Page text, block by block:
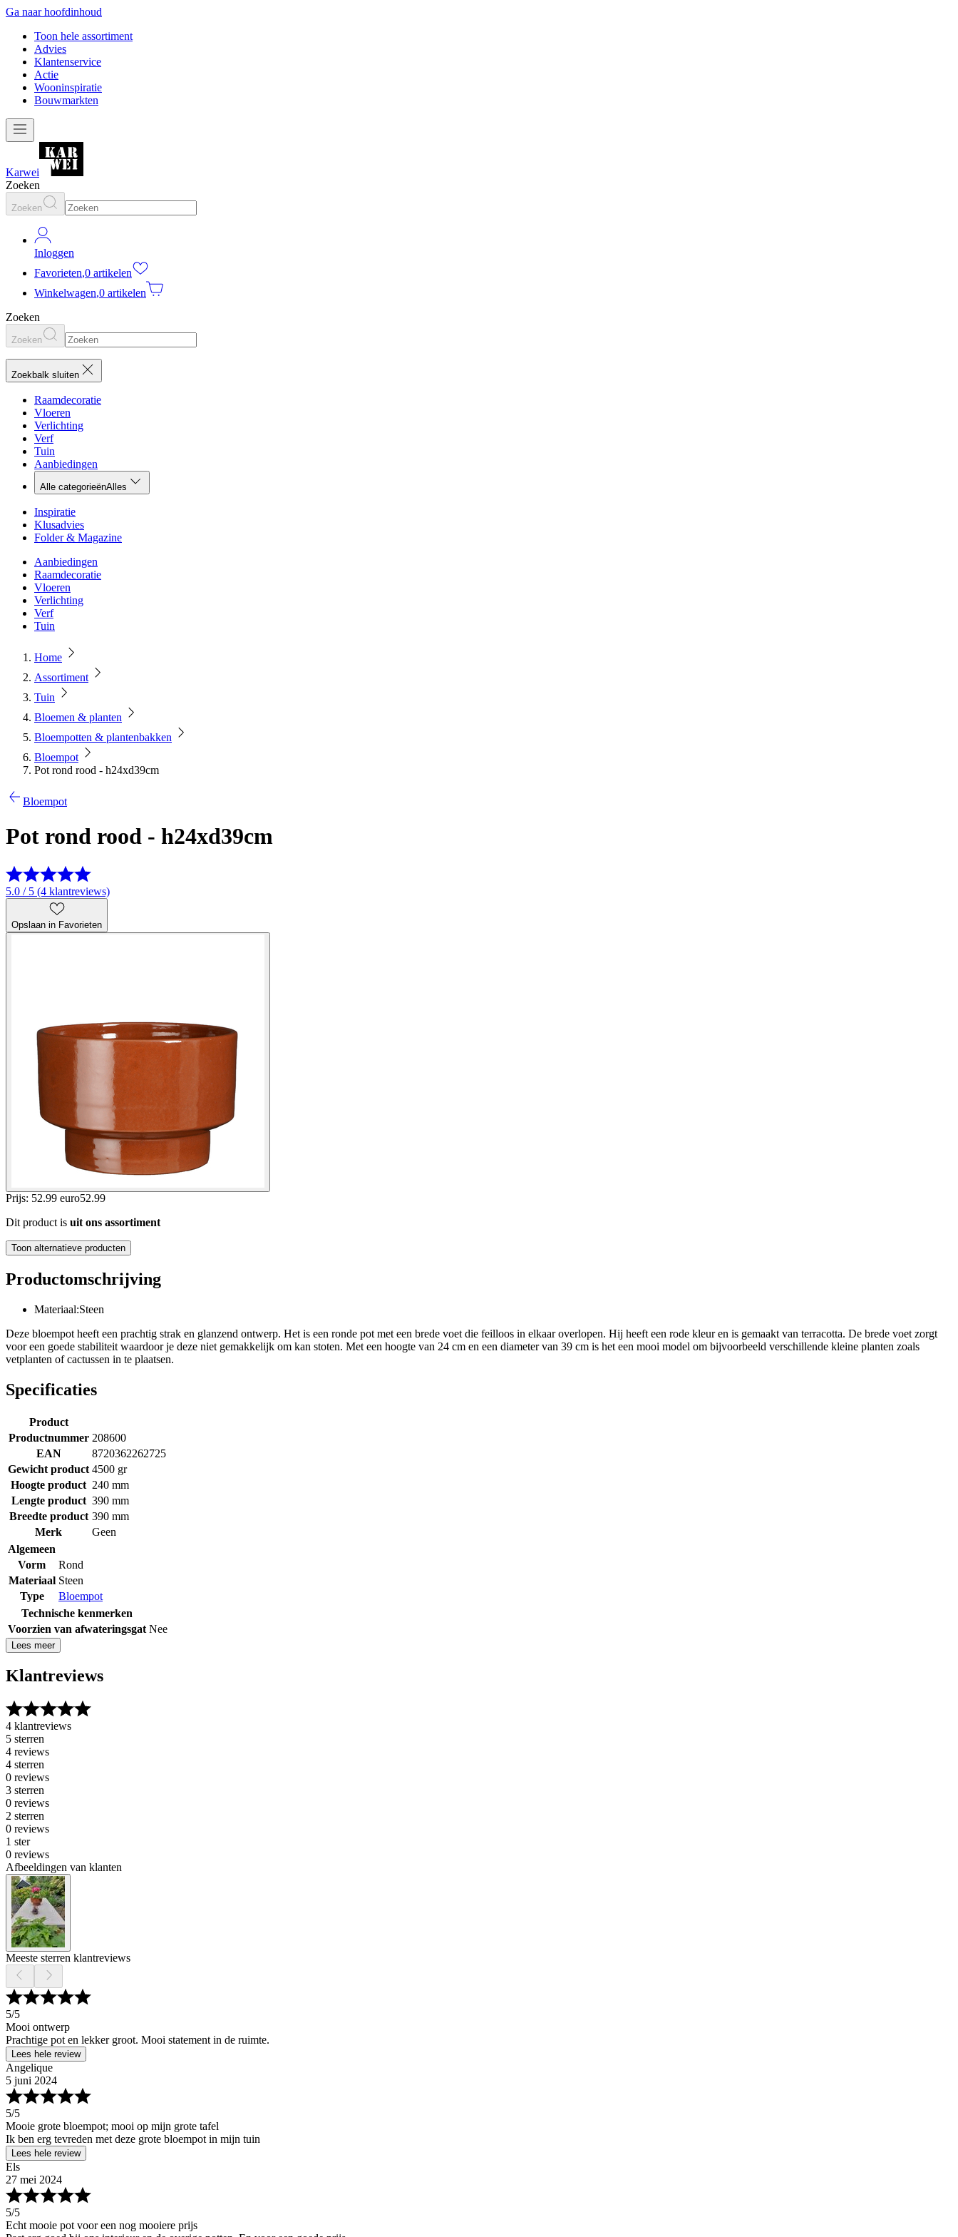
Ga naar hoofdinhoud
Toon hele assortiment
Advies
Klantenservice
Actie
Wooninspiratie
Bouwmarkten
Karwei
Zoeken
Zoeken
Inloggen
Favorieten,0 artikelen
Winkelwagen,0 artikelen
Zoeken
Zoeken
Zoekbalk sluiten
Raamdecoratie
Vloeren
Verlichting
Verf
Tuin
Aanbiedingen
Alle categorieënAlles
Inspiratie
Klusadvies
Folder & Magazine
Aanbiedingen
Raamdecoratie
Vloeren
Verlichting
Verf
Tuin
Home
Assortiment
Tuin
Bloemen & planten
Bloempotten & plantenbakken
Bloempot
Pot rond rood - h24xd39cm
Bloempot
Pot rond rood - h24xd39cm
5.0 / 5 (4 klantreviews)
Opslaan in Favorieten
Prijs: 52.99 euro52.99
Dit product is uit ons assortiment
Toon alternatieve producten
Productomschrijving
Materiaal:Steen
Deze bloempot heeft een prachtig strak en glanzend ontwerp. Het is een ronde pot met een brede voet die feilloos in elkaar overlopen. Hij heeft een rode kleur en is gemaakt van terracotta. De brede voet zorgt
voor een goede stabiliteit waardoor je deze niet gemakkelijk om kan stoten. Met een hoogte van 24 cm en een diameter van 39 cm is het een mooi model om bijvoorbeeld verschillende kleine planten zoals
vetplanten of cactussen in te plaatsen.
Specificaties
Product
Productnummer 208600
EAN
8720362262725
Gewicht product 4500 gr
Hoogte product 240 mm
Lengte product 390 mm
Breedte product 390 mm
Merk
Geen
Algemeen
Vorm
Rond
Materiaal Steen
Type
Bloempot
Technische kenmerken
Voorzien van afwateringsgat Nee
Lees meer
Klantreviews
4 klantreviews
5 sterren
4 reviews
4 sterren
0 reviews
3 sterren
0 reviews
2 sterren
0 reviews
1 ster
0 reviews
Afbeeldingen van klanten
Meeste sterren klantreviews
5/5
Mooi ontwerp
Prachtige pot en lekker groot. Mooi statement in de ruimte.
Lees hele review
Angelique
5 juni 2024
5/5
Mooie grote bloempot; mooi op mijn grote tafel
Ik ben erg tevreden met deze grote bloempot in mijn tuin
Lees hele review
Els
27 mei 2024
5/5
Echt mooie pot voor een nog mooiere prijs